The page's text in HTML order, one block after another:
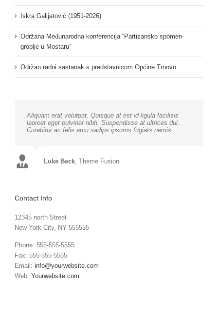
Iskra Galijatović (1951-2026)
Održana Međunarodna konferencija “Partizansko spomen-
groblje u Mostaru”
Održan radni sastanak s predstavnicom Općine Trnovo
Aliquam erat volutpat. Quisque at est id ligula facilisis
laoreet eget pulvinar nibh. Suspendisse at ultrices dui.
Curabitur ac felis arcu sadips ipsums fugiats nemis.
Luke Beck, Theme Fusion
Contact Info
12345 north Street
New York City, NY 555555
Phone: 555-555-5555
Fax: 555-555-5555
Email: info@yourwebsite.com
Web: Yourwebsite.com